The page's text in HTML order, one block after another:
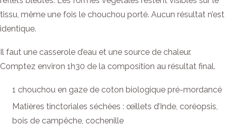
tissu, même une fois le chouchou porté. Aucun résultat n’est
identique.
Il faut une casserole d’eau et une source de chaleur.
Comptez environ 1h30 de la composition au résultat final.
1 chouchou en gaze de coton biologique pré-mordancé
Matières tinctoriales séchées : œillets d’Inde, coréopsis,
bois de campêche, cochenille